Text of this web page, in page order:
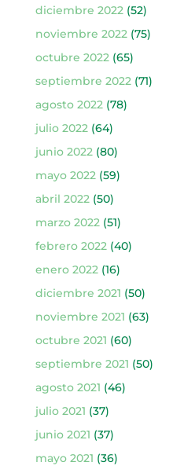
diciembre 2022 (52)
noviembre 2022 (75)
octubre 2022 (65)
septiembre 2022 (71)
agosto 2022 (78)
julio 2022 (64)
junio 2022 (80)
mayo 2022 (59)
abril 2022 (50)
marzo 2022 (51)
febrero 2022 (40)
enero 2022 (16)
diciembre 2021 (50)
noviembre 2021 (63)
octubre 2021 (60)
septiembre 2021 (50)
agosto 2021 (46)
julio 2021 (37)
junio 2021 (37)
mayo 2021 (36)